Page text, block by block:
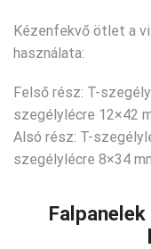
Kézenfekvő ötlet a
használata:
Felső rész: T-
szegélylécre 12×42
Alsó rész: T-
szegélylécre 8×34